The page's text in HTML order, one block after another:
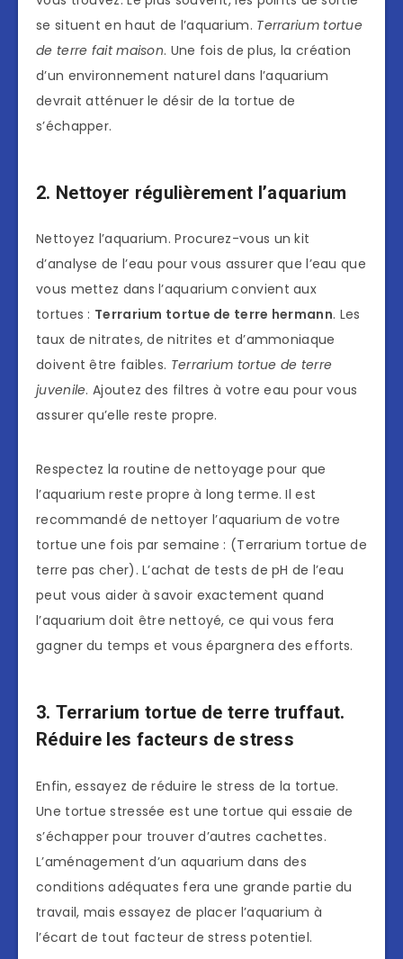
se situent en haut de l’aquarium. Terrarium tortue
de terre fait maison. Une fois de plus, la création
d’un environnement naturel dans l’aquarium
devrait atténuer le désir de la tortue de
s’échapper.
2. Nettoyer régulièrement l’aquarium
Nettoyez l’aquarium. Procurez-vous un kit
d’analyse de l’eau pour vous assurer que l’eau que
vous mettez dans l’aquarium convient aux
tortues : Terrarium tortue de terre hermann. Les
taux de nitrates, de nitrites et d’ammoniaque
doivent être faibles. Terrarium tortue de terre
juvenile. Ajoutez des filtres à votre eau pour vous
assurer qu’elle reste propre.
Respectez la routine de nettoyage pour que
l’aquarium reste propre à long terme. Il est
recommandé de nettoyer l’aquarium de votre
tortue une fois par semaine : (Terrarium tortue de
terre pas cher). L’achat de tests de pH de l’eau
peut vous aider à savoir exactement quand
l’aquarium doit être nettoyé, ce qui vous fera
gagner du temps et vous épargnera des efforts.
3. Terrarium tortue de terre truffaut.
Réduire les facteurs de stress
Enfin, essayez de réduire le stress de la tortue.
Une tortue stressée est une tortue qui essaie de
s’échapper pour trouver d’autres cachettes.
L’aménagement d’un aquarium dans des
conditions adéquates fera une grande partie du
travail, mais essayez de placer l’aquarium à
l’écart de tout facteur de stress potentiel.